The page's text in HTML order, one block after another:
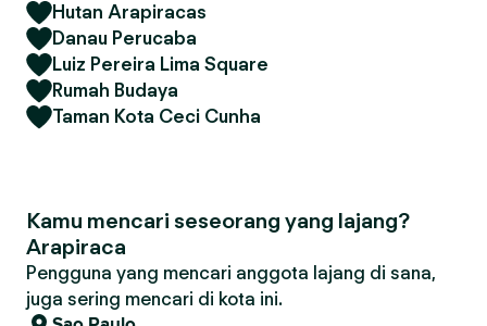
Hutan Arapiracas
Danau Perucaba
Luiz Pereira Lima Square
Rumah Budaya
Taman Kota Ceci Cunha
Kamu mencari seseorang yang lajang?
Arapiraca
Pengguna yang mencari anggota lajang di sana,
juga sering mencari di kota ini.